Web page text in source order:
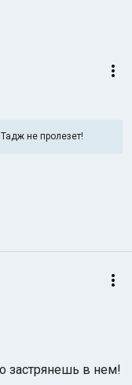
не пролезет!
застрянешь в нем!